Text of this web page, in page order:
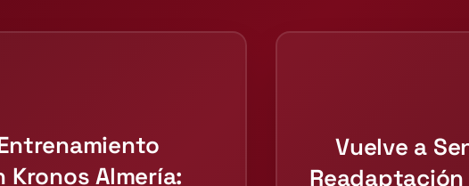
Kronos Almería:
Vuelve a